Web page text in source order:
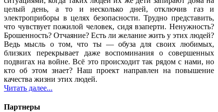
целый день, а то и несколько дней, отключив газ и
электроприборы в целях безопасности. Трудно представить,
что чувствует пожилой человек, сидя взаперти. Ненужность?
Брошенность? Отчаяние? Есть ли желание жить у этих людей?
Ведь мысль о том, что ты — обуза для своих любимых,
близких перекрывает даже воспоминания о совершенных
подвигах на войне. Всё это происходит так рядом с нами, но
кто об этом знает? Наш проект направлен на повышение
качества жизни этих людей.
Читать далее...
Партнеры